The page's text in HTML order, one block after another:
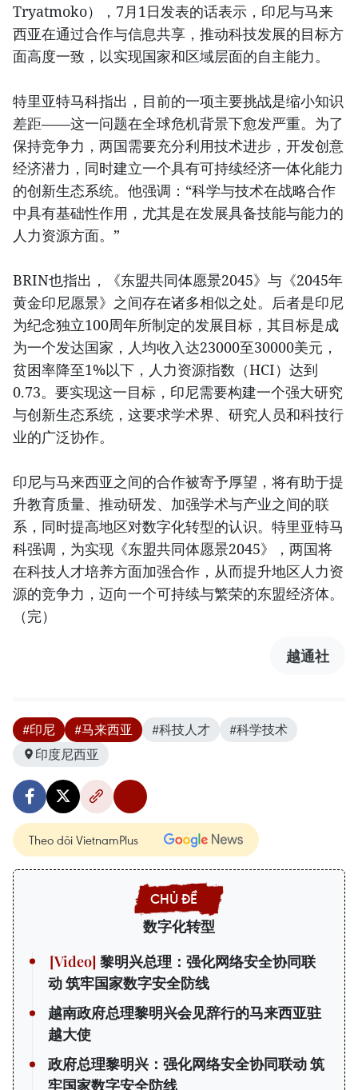
Tryatmoko），7月1日发表的话表示，印尼与马来
西亚在通过合作与信息共享，推动科技发展的目标方
面高度一致，以实现国家和区域层面的自主能力。
特里亚特马科指出，目前的一项主要挑战是缩小知识
差距——这一问题在全球危机背景下愈发严重。为了
保持竞争力，两国需要充分利用技术进步，开发创意
经济潜力，同时建立一个具有可持续经济一体化能力
的创新生态系统。他强调：“科学与技术在战略合作
中具有基础性作用，尤其是在发展具备技能与能力的
人力资源方面。”
BRIN也指出，《东盟共同体愿景2045》与《2045年
黄金印尼愿景》之间存在诸多相似之处。后者是印尼
为纪念独立100周年所制定的发展目标，其目标是成
为一个发达国家，人均收入达23000至30000美元，
贫困率降至1%以下，人力资源指数（HCI）达到
0.73。要实现这一目标，印尼需要构建一个强大研究
与创新生态系统，这要求学术界、研究人员和科技行
业的广泛协作。
印尼与马来西亚之间的合作被寄予厚望，将有助于提
升教育质量、推动研发、加强学术与产业之间的联
系，同时提高地区对数字化转型的认识。特里亚特马
科强调，为实现《东盟共同体愿景2045》，两国将
在科技人才培养方面加强合作，从而提升地区人力资
源的竞争力，迈向一个可持续与繁荣的东盟经济体。
（完）
越通社
#印尼 #马来西亚 #科技人才
#科学技术
印度尼西亚
Theo dõi VietnamPlus
数字化转型
黎明兴总理：强化网络安全协同联
动 筑牢国家数字安全防线
越南政府总理黎明兴会见辞行的马来西亚驻
越大使
政府总理黎明兴：强化网络安全协同联动 筑
牢国家数字安全防线